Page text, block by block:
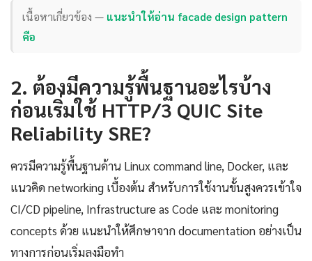
เนื้อหาเกี่ยวข้อง — แนะนำให้อ่าน facade design pattern
คือ
2. ต้องมีความรู้พื้นฐานอะไรบ้าง
ก่อนเริ่มใช้ HTTP/3 QUIC Site
Reliability SRE?
ควรมีความรู้พื้นฐานด้าน Linux command line, Docker, และ
แนวคิด networking เบื้องต้น สำหรับการใช้งานขั้นสูงควรเข้าใจ
CI/CD pipeline, Infrastructure as Code และ monitoring
concepts ด้วย แนะนำให้ศึกษาจาก documentation อย่างเป็น
ทางการก่อนเริ่มลงมือทำ